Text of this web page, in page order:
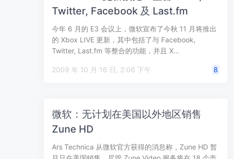
Twitter, Facebook 及 Last.fm
今年 6 月的 E3 会议上，微软宣布了今秋 11 月将推出
的 Xbox LIVE 更新，其中包括了与 Facebook,
Twitter, Last.fm 等整合的功能，并且 X…
2009 年 10 月 16 日, 2:06 下午 8
微软：无计划在美国以外地区销售
Zune HD
Ars Technica 从微软官方获得的消息称，Zune HD 暂